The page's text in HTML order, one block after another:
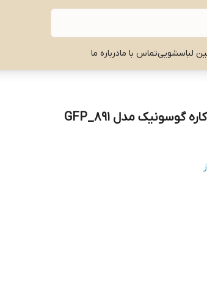
لباسشوییتماس با مادرباره ما